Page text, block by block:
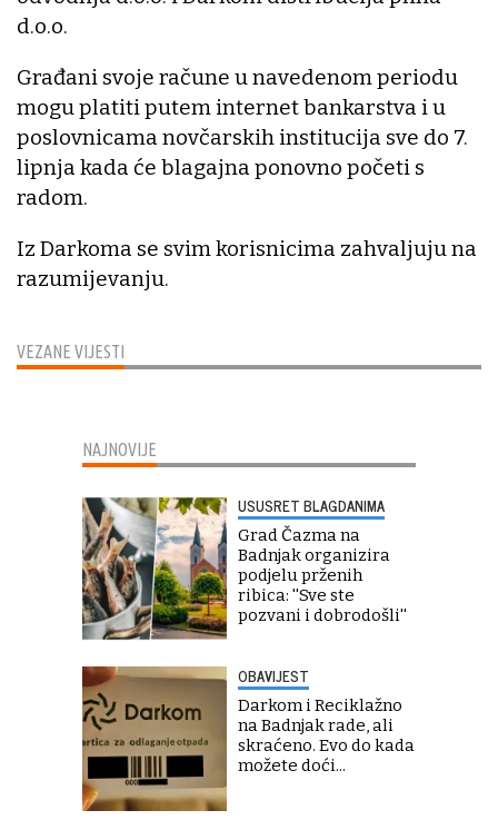
VEZANE VIJESTI
d.o.o.
Građani svoje račune u navedenom periodu
mogu platiti putem internet bankarstva i u
poslovnicama novčarskih institucija sve do 7.
lipnja kada će blagajna ponovno početi s
radom.
Iz Darkoma se svim korisnicima zahvaljuju na
razumijevanju.
NAJNOVIJE
USUSRET BLAGDANIMA
Grad Čazma na
Badnjak organizira
podjelu prženih
ribica: ''Sve ste
pozvani i dobrodošli''
OBAVIJEST
Darkom i Reciklažno
na Badnjak rade, ali
skraćeno. Evo do kada
možete doći...